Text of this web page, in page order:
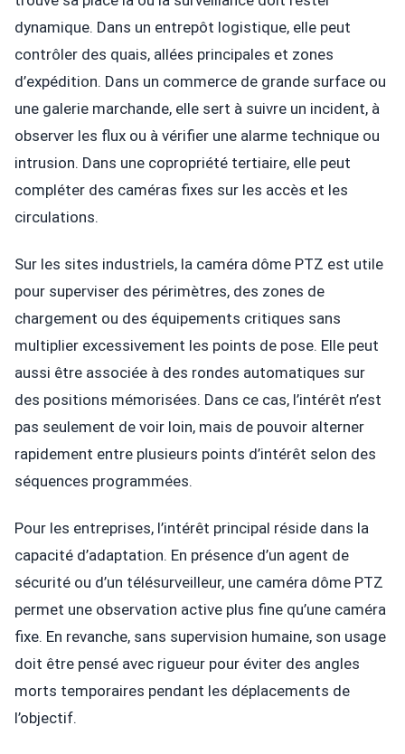
dynamique. Dans un entrepôt logistique, elle peut
contrôler des quais, allées principales et zones
d’expédition. Dans un commerce de grande surface ou
une galerie marchande, elle sert à suivre un incident, à
observer les flux ou à vérifier une alarme technique ou
intrusion. Dans une copropriété tertiaire, elle peut
compléter des caméras fixes sur les accès et les
circulations.
Sur les sites industriels, la caméra dôme PTZ est utile
pour superviser des périmètres, des zones de
chargement ou des équipements critiques sans
multiplier excessivement les points de pose. Elle peut
aussi être associée à des rondes automatiques sur
des positions mémorisées. Dans ce cas, l’intérêt n’est
pas seulement de voir loin, mais de pouvoir alterner
rapidement entre plusieurs points d’intérêt selon des
séquences programmées.
Pour les entreprises, l’intérêt principal réside dans la
capacité d’adaptation. En présence d’un agent de
sécurité ou d’un télésurveilleur, une caméra dôme PTZ
permet une observation active plus fine qu’une caméra
fixe. En revanche, sans supervision humaine, son usage
doit être pensé avec rigueur pour éviter des angles
morts temporaires pendant les déplacements de
l’objectif.